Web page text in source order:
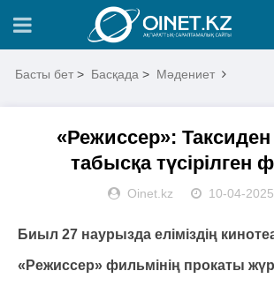
Басты бет > Басқада > Мәдениет
«Режиссер»: Таксиден
табысқа түсірілген
Oinet.kz 10-04-2025
Биыл 27 наурызда еліміздің
«Режиссер» фильмінің прокаты